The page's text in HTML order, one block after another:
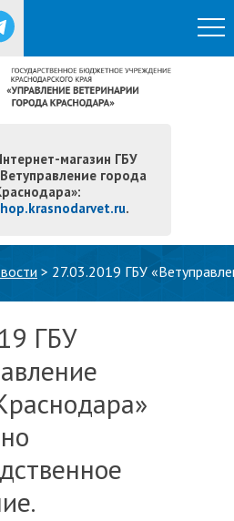
магазин ГБУ
города
.
> 27.03.2019 ГБУ
ГБУ